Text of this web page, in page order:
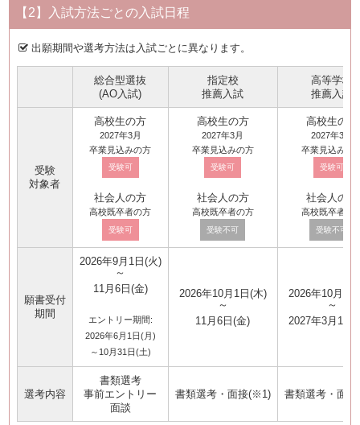
【2】入試方法ごとの入試日程
出願期間や選考方法は入試ごとに異なります。
総合型選抜
(AO入試)
指定校
推薦入試
高等学校
推薦入試
受験
対象者
高校生の方
2027年3月
卒業見込みの方
受験可
社会人の方
高校既卒者の方
受験可
高校生の方
2027年3月
卒業見込みの方
受験可
社会人の方
高校既卒者の方
受験不可
高校生の方
2027年3月
卒業見込みの
受験可
社会人の方
高校既卒者の
受験不可
願書受付
期間
2026年9月1日(火)
～
11月6日(金)
エントリー期間:
2026年6月1日(月)
～10月31日(土)
2026年10月1日(木)
～
11月6日(金)
2026年10月1
～
2027年3月19
選考内容
書類選考
事前エントリー
面談
書類選考・面接(※1) 書類選考・面